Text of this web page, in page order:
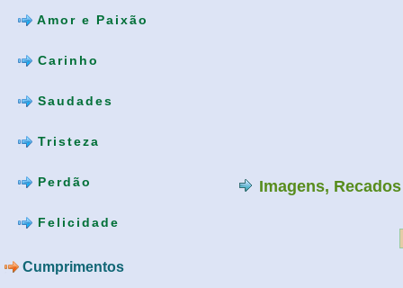
Amor e Paixão
Carinho
Saudades
Tristeza
Perdão
Felicidade
Cumprimentos
Imagens,